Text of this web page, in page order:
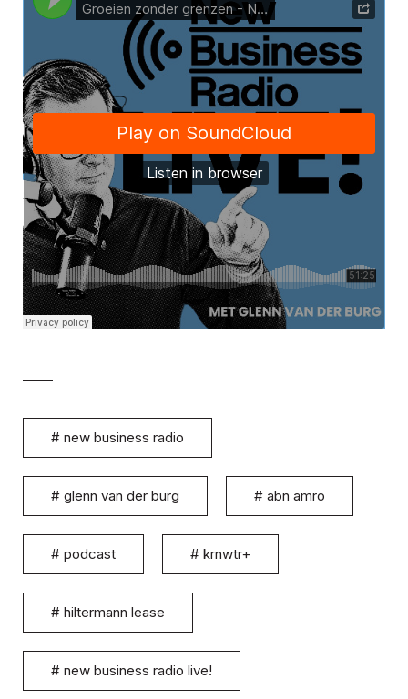
# new business radio
# glenn van der burg # abn amro
# podcast # krnwtr+
# hiltermann lease
# new business radio live!